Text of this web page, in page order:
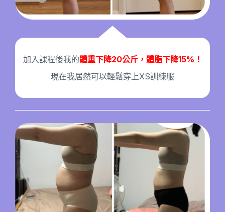
加入課程後我的體重下降20公斤， 體脂下降15%！
現在我居然可以輕鬆穿上XS訓練服